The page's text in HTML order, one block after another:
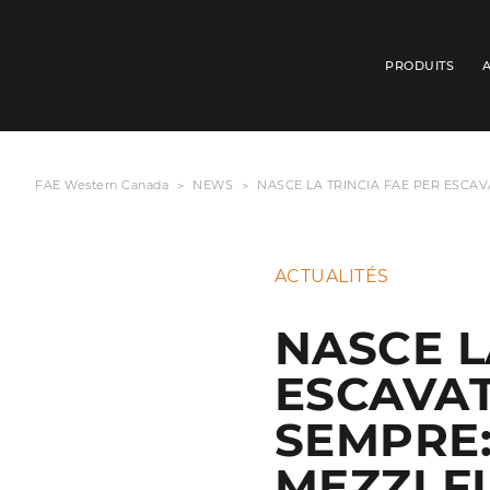
PRODUITS
FAE Western Canada NEWS NASCE LA TRINCIA FAE PER
ACTUALITÉS
NASCE